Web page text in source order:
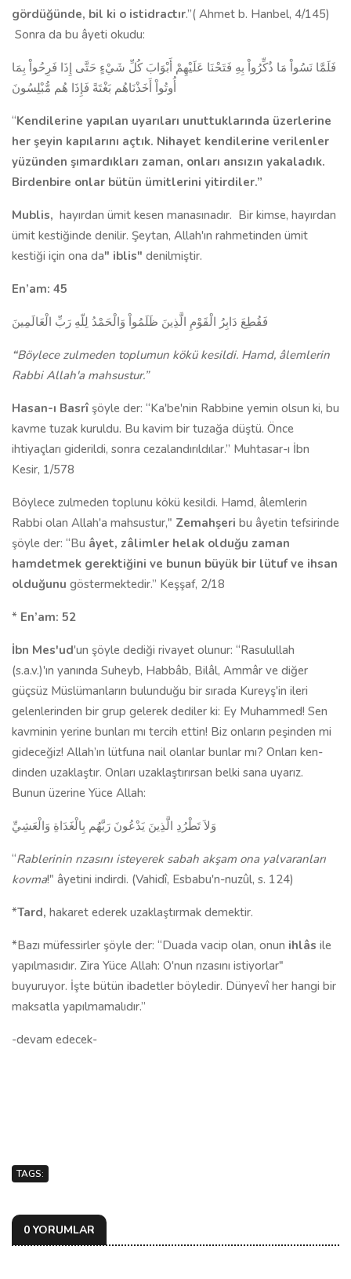
gördüğünde, bil ki o istidractır.”( Ahmet b. Hanbel, 4/145)
Sonra da bu âyeti okudu:
فَلَمَّا نَسُواْ مَا ذُكِّرُواْ بِهِ فَتَحْنَا عَلَيْهِمْ أَبْوَابَ كُلِّ شَيْءٍ حَتَّى إِذَا فَرِحُواْ بِمَا
أُوتُواْ أَخَذْنَاهُم بَغْتَةً فَإِذَا هُم مُّبْلِسُونَ
“Kendilerine yapılan uyarıları unuttuklarında üzerlerine
her şeyin kapılarını açtık. Nihayet ken­dilerine verilenler
yüzünden şımardıkları zaman, onları ansızın yakaladık.
Birdenbire onlar bütün ümitlerini yitirdiler.”
Mublis, hayırdan ümit kesen manasınadır. Bir kimse, hayırdan
ümit kestiğinde denilir. Şeytan, Allah'ın rahmetinden ümit
kestiği için ona da" iblis" denilmiştir.
En’am: 45
فَقُطِعَ دَابِرُ الْقَوْمِ الَّذِينَ ظَلَمُواْ وَالْحَمْدُ لِلّهِ رَبِّ الْعَالَمِينَ
“Böylece zulmeden toplumun kökü kesildi. Hamd, âlemlerin
Rabbi Allah'a mahsustur.”
Hasan-ı Basrî şöyle der: “Ka'be'nin Rabbine yemin olsun ki, bu
kavme tuzak ku­ruldu. Bu kavim bir tuzağa düştü. Önce
ihtiyaçları giderildi, sonra cezalandırıldılar.” Muhtasar-ı İbn
Kesir, 1/578
Böylece zulmeden toplunu kökü kesildi. Hamd, âlemlerin
Rabbi olan Allah'a mahsustur," Zemahşeri bu âyetin tefsirinde
şöyle der: “Bu âyet, zâlimler helak olduğu zaman
hamdetmek gerektiğini ve bunun büyük bir lütuf ve ihsan
olduğunu göster­mektedir.” Keşşaf, 2/18
* En’am: 52
İbn Mes'ud'un şöyle dediği rivayet olunur: “Rasulullah
(s.a.v.)'ın yanında Suheyb, Habbâb, Bilâl, Ammâr ve diğer
güçsüz Müslümanların bu­lunduğu bir sırada Kureyş'in ileri
gelenlerinden bir grup gelerek dediler ki: Ey Muhammed! Sen
kavminin yerine bunları mı tercih ettin! Biz onların peşinden mi
gideceğiz! Allah’ın lütfuna nail olanlar bunlar mı? Onları ken­
dinden uzaklaştır. Onları uzaklaştırırsan belki sana uyarız.
Bunun üzerine Yüce Allah:
وَلاَ تَطْرُدِ الَّذِينَ يَدْعُونَ رَبَّهُم بِالْغَدَاةِ وَالْعَشِيِّ
“Rablerinin rızasını isteyerek sabah akşam ona yalvaranları
kovma!" âyetini indirdi. (Vahidî, Esbabu'n-nuzûl, s. 124)
*Tard, hakaret ederek uzaklaştırmak demek­tir.
*Bazı müfessirler şöyle der: “Duada vacip olan, onun ihlâs ile
yapıl­masıdır. Zira Yüce Allah: O'nun rızasını istiyorlar"
buyuruyor. İşte bütün ibadetler böyledir. Dünyevî her hangi bir
maksatla yapılmama­lıdır.”
-devam edecek-
TAGS:
0 YORUMLAR